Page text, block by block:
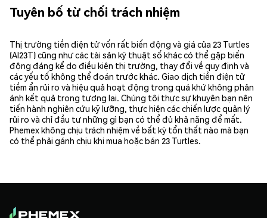
Tuyên bố từ chối trách nhiệm
Thị trường tiền điện tử vốn rất biến động và giá của 23 Turtles
(AI23T) cũng như các tài sản kỹ thuật số khác có thể gặp biến
động đáng kể do điều kiện thị trường, thay đổi về quy định và
các yếu tố không thể đoán trước khác. Giao dịch tiền điện tử
tiềm ẩn rủi ro và hiệu quả hoạt động trong quá khứ không phản
ánh kết quả trong tương lai. Chúng tôi thực sự khuyên bạn nên
tiến hành nghiên cứu kỹ lưỡng, thực hiện các chiến lược quản lý
rủi ro và chỉ đầu tư những gì bạn có thể đủ khả năng để mất.
Phemex không chịu trách nhiệm về bất kỳ tổn thất nào mà bạn
có thể phải gánh chịu khi mua hoặc bán 23 Turtles.